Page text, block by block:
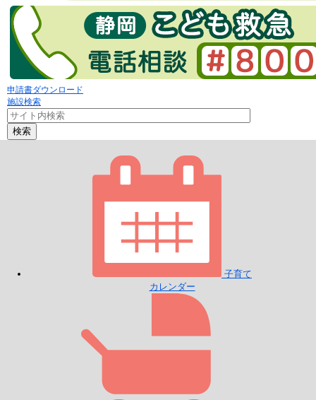
申請書ダウンロード
施設検索
検索
子育て
カレンダー